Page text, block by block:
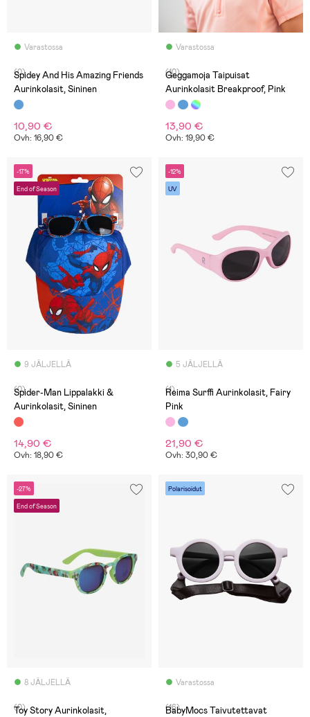
Varastossa
(0)
Spidey And His Amazing Friends
Aurinkolasit, Sininen
10,90 €
Ovh: 16,90 €
Varastossa
(10)
Geggamoja Taipuisat
Aurinkolasit Breakproof, Pink
13,90 €
Ovh: 19,90 €
-17%
End of Season
9 JÄLJELLÄ
(0)
Spider-Man Lippalakki &
Aurinkolasit, Sininen
14,90 €
Ovh: 18,90 €
-12%
UV
5 JÄLJELLÄ
(1)
Reima Surffi Aurinkolasit, Fairy
Pink
21,90 €
Ovh: 30,90 €
-27%
End of Season
8 JÄLJELLÄ
(0)
Toy Story Aurinkolasit,
Polarisoidut
Varastossa
(16)
BabyMocs Taivutettavat